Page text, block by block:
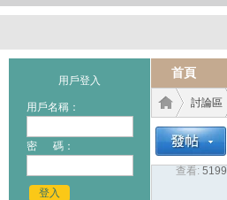
用戶登入
用戶名稱：
密 碼：
登入
首頁
›
討論區
›
查看: 5199